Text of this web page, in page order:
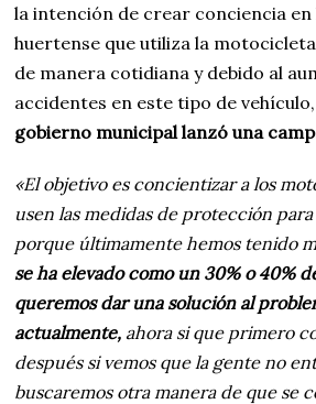
la intención de crear conciencia en
huertense que utiliza la
de manera cotidiana y debido al
accidentes en este tipo de vehículo,
gobierno municipal lanzó una
«El objetivo es concientizar a los
usen las medidas de protección
porque últimamente hemos tenido
se ha elevado como un 30% o 40%
queremos dar una solución al
actualmente, ahora si que primero
después si vemos que la gente no
buscaremos otra manera de que se